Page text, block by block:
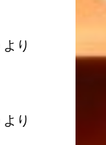
より
より